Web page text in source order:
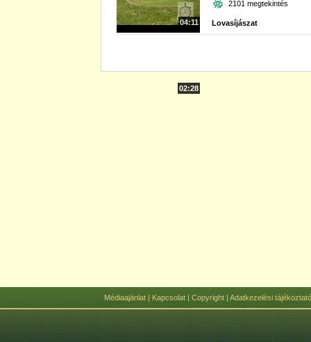
04:11
02:28
2101 megtekintés
Lovasíjászat
Médiaajánlat| Kapcsolat| Copyright| Adatkezelési tájékoztató